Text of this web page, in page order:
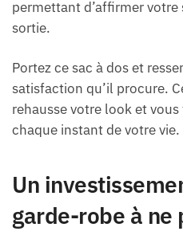
permettant d’affirmer
sortie.
Portez ce sac à dos et
satisfaction qu’il procure.
rehausse votre look et
chaque instant de votre vie.
Un
garde-robe à ne